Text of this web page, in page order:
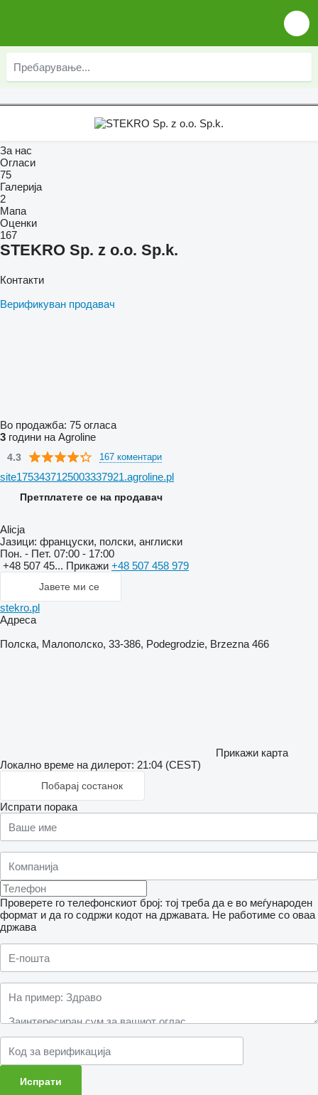
За нас
Огласи
75
Галерија
2
Мапа
Оценки
167
STEKRO Sp. z o.o. Sp.k.
Контакти
Верификуван продавач
Во продажба: 75 огласа
3 години на Agroline
4.3 167 коментари
site1753437125003337921.agroline.pl
Претплатете се на продавач
Alicja
Јазици: француски, полски, англиски
Пон. - Пет. 07:00 - 17:00
+48 507 45... Прикажи +48 507 458 979
Јавете ми се
stekro.pl
Адреса
Полска, Малополско, 33-386, Podegrodzie, Brzezna 466
Прикажи карта
Локално време на дилерот: 21:04 (CEST)
Побарај состанок
Испрати порака
Проверете го телефонскиот број: тој треба да е во меѓународен
формат и да го содржи кодот на државата. Не работиме со оваа
држава